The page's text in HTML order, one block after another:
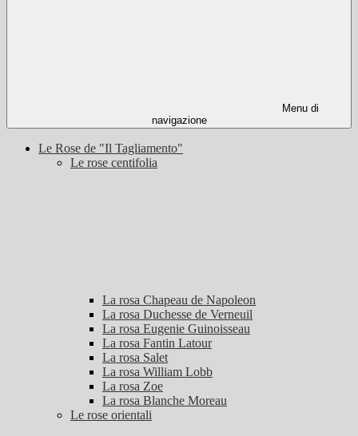
Menu di
navigazione
Le Rose de "Il Tagliamento"
Le rose centifolia
La rosa Chapeau de Napoleon
La rosa Duchesse de Verneuil
La rosa Eugenie Guinoisseau
La rosa Fantin Latour
La rosa Salet
La rosa William Lobb
La rosa Zoe
La rosa Blanche Moreau
Le rose orientali